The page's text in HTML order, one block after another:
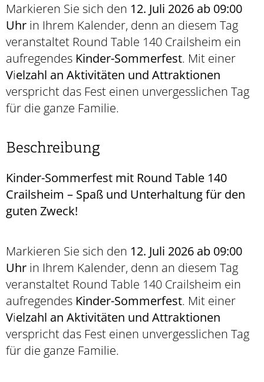
Markieren Sie sich den 12. Juli 2026 ab 09:00
Uhr in Ihrem Kalender, denn an diesem Tag
veranstaltet Round Table 140 Crailsheim ein
aufregendes Kinder-Sommerfest. Mit einer
Vielzahl an Aktivitäten und Attraktionen
verspricht das Fest einen unvergesslichen Tag
für die ganze Familie.
Beschreibung
Kinder-Sommerfest mit Round Table 140
Crailsheim – Spaß und Unterhaltung für den
guten Zweck!
Markieren Sie sich den 12. Juli 2026 ab 09:00
Uhr in Ihrem Kalender, denn an diesem Tag
veranstaltet Round Table 140 Crailsheim ein
aufregendes Kinder-Sommerfest. Mit einer
Vielzahl an Aktivitäten und Attraktionen
verspricht das Fest einen unvergesslichen Tag
für die ganze Familie.